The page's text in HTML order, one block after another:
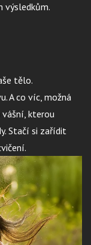
výsledkům.
tělo.
A co víc, možná
kterou
Stačí si zařídit